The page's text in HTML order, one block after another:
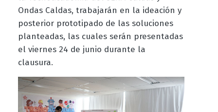
Ondas Caldas, trabajarán en la ideación y
posterior prototipado de las soluciones
planteadas, las cuales serán presentadas
el viernes 24 de junio durante la
clausura.